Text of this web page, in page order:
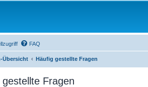
FAQ
Übersicht Häufig gestellte Fragen
gestellte Fragen